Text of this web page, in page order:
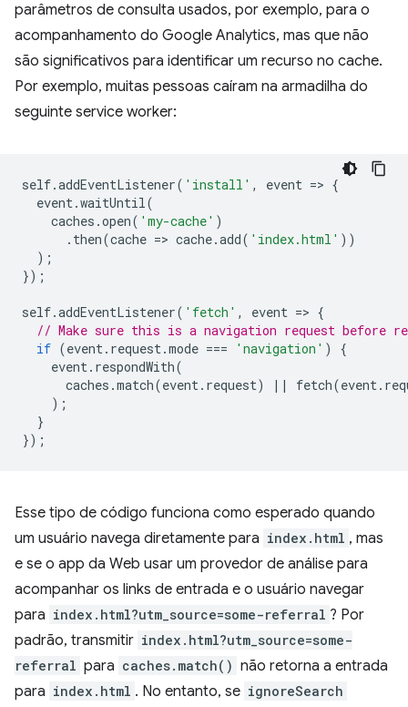
parâmetros de consulta usados, por exemplo, para o
acompanhamento do Google Analytics, mas que não
são significativos para identificar um recurso no cache.
Por exemplo, muitas pessoas caíram na armadilha do
seguinte service worker:
self.addEventListener( 'install' , event => {
event.waitUntil(
caches .open( 'my-cache' )
. then(cache => cache.add( 'index.html' ))
);
});
self.addEventListener( 'fetch' , event => {
// Make sure this is a navigation request before
if (event. request.mode === 'navigation' )
{
event. respondWith(
caches .match(event. request) || fetch(event.
);
}
});
Esse tipo de código funciona como esperado quando
um usuário navega diretamente para index.html , mas
e se o app da Web usar um provedor de análise para
acompanhar os links de entrada e o usuário navegar
para index.html?utm_source=some-referral ? Por
padrão, transmitir index.html?utm_source=some-
referral para caches.match() não retorna a entrada
para index.html . No entanto, se ignoreSearch